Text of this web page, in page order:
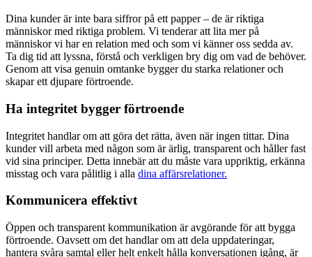
Dina kunder är inte bara siffror på ett papper – de är riktiga
människor med riktiga problem. Vi tenderar att lita mer på
människor vi har en relation med och som vi känner oss sedda av.
Ta dig tid att lyssna, förstå och verkligen bry dig om vad de behöver.
Genom att visa genuin omtanke bygger du starka relationer och
skapar ett djupare förtroende.
Ha integritet bygger förtroende
Integritet handlar om att göra det rätta, även när ingen tittar. Dina
kunder vill arbeta med någon som är ärlig, transparent och håller fast
vid sina principer. Detta innebär att du måste vara uppriktig, erkänna
misstag och vara pålitlig i alla dina affärsrelationer.
Kommunicera effektivt
Öppen och transparent kommunikation är avgörande för att bygga
förtroende. Oavsett om det handlar om att dela uppdateringar,
hantera svåra samtal eller helt enkelt hålla konversationen igång, är